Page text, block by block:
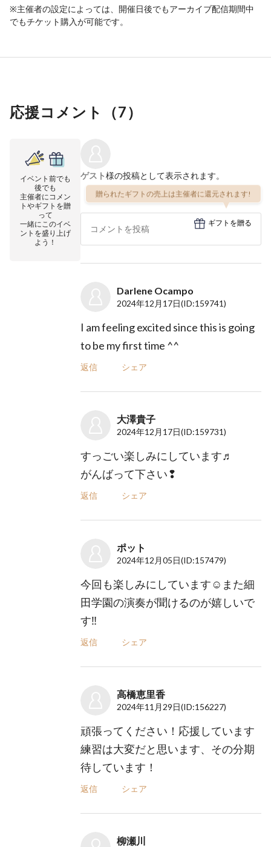
※主催者の設定によっては、開催日後でもアーカイブ配信期間中
でもチケット購入が可能です。
応援コメント（7）
イベント前でも
後でも
主催者にコメン
トやギフトを贈
って
一緒にこのイベ
ントを盛り上げ
よう！
ゲスト様の投稿として表示されます。
贈られたギフトの売上は主催者に還元されます!
ギフトを贈る
Darlene Ocampo
2024年12月17日(ID:159741)
I am feeling excited since this is going
to be my first time ^^
返信 シェア
大澤貴子
2024年12月17日(ID:159731)
すっごい楽しみにしています♬
がんばって下さい❢
返信 シェア
ポット
2024年12月05日(ID:157479)
今回も楽しみにしています☺️また細
田学園の演奏が聞けるのが嬉しいで
す‼️
返信 シェア
高橋恵里香
2024年11月29日(ID:156227)
頑張ってください！応援しています
練習は大変だと思います、その分期
待しています！
返信 シェア
柳瀬川